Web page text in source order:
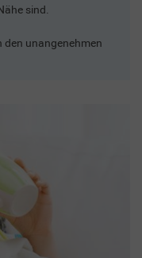
sind.
den unangenehmen